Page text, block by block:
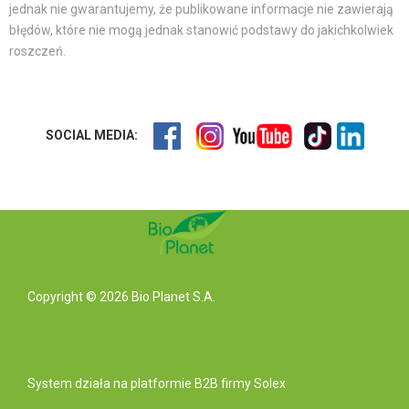
jednak nie gwarantujemy, że publikowane informacje nie zawierają
błędów, które nie mogą jednak stanowić podstawy do jakichkolwiek
roszczeń.
SOCIAL MEDIA:
Copyright © 2026 Bio Planet S.A.
System działa na platformie B2B firmy Solex